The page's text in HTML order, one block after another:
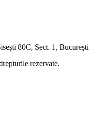
80C, Sect. 1, București
rezervate.